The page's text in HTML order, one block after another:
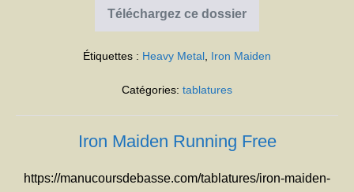
Téléchargez ce dossier
Iron
Maiden
Tomorrow
Étiquettes : Heavy Metal, Iron Maiden
Catégories: tablatures
Iron Maiden Running Free
https://manucoursdebasse.com/tablatures/iron-maiden-